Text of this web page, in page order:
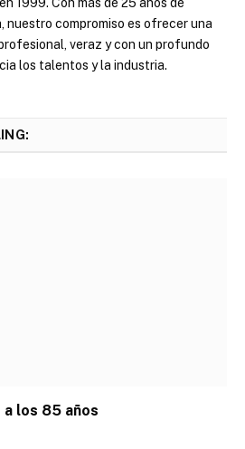
1999. Con más de 25 años de
nuestro compromiso es ofrecer una
veraz y con un profundo
los talentos y la industria.
a los 85 años